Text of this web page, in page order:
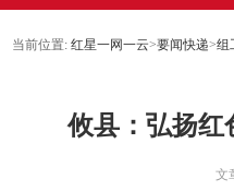
当前位置: 红星一网一云>要闻快递>组
攸县：弘扬红
文